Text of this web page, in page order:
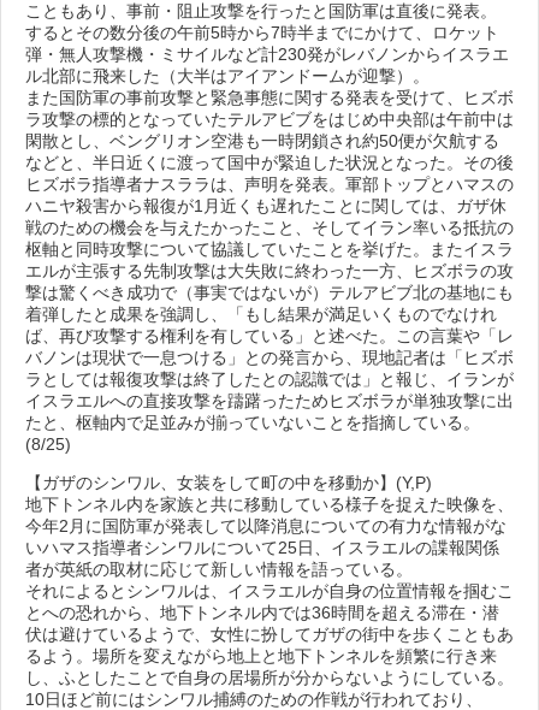
こともあり、事前・阻止攻撃を行ったと国防軍は直後に発表。
するとその数分後の午前5時から7時半までにかけて、ロケット
弾・無人攻撃機・ミサイルなど計230発がレバノンからイスラエ
ル北部に飛来した（大半はアイアンドームが迎撃）。
また国防軍の事前攻撃と緊急事態に関する発表を受けて、ヒズボ
ラ攻撃の標的となっていたテルアビブをはじめ中央部は午前中は
閑散とし、ベングリオン空港も一時閉鎖され約50便が欠航する
などと、半日近くに渡って国中が緊迫した状況となった。その後
ヒズボラ指導者ナスララは、声明を発表。軍部トップとハマスの
ハニヤ殺害から報復が1月近くも遅れたことに関しては、ガザ休
戦のための機会を与えたかったこと、そしてイラン率いる抵抗の
枢軸と同時攻撃について協議していたことを挙げた。またイスラ
エルが主張する先制攻撃は大失敗に終わった一方、ヒズボラの攻
撃は驚くべき成功で（事実ではないが）テルアビブ北の基地にも
着弾したと成果を強調し、「もし結果が満足いくものでなけれ
ば、再び攻撃する権利を有している」と述べた。この言葉や「レ
バノンは現状で一息つける」との発言から、現地記者は「ヒズボ
ラとしては報復攻撃は終了したとの認識では」と報じ、イランが
イスラエルへの直接攻撃を躊躇ったためヒズボラが単独攻撃に出
たと、枢軸内で足並みが揃っていないことを指摘している。
(8/25)
【ガザのシンワル、女装をして町の中を移動か】(Y,P)
地下トンネル内を家族と共に移動している様子を捉えた映像を、
今年2月に国防軍が発表して以降消息についての有力な情報がな
いハマス指導者シンワルについて25日、イスラエルの諜報関係
者が英紙の取材に応じて新しい情報を語っている。
それによるとシンワルは、イスラエルが自身の位置情報を掴むこ
とへの恐れから、地下トンネル内では36時間を超える滞在・潜
伏は避けているようで、女性に扮してガザの街中を歩くこともあ
るよう。場所を変えながら地上と地下トンネルを頻繁に行き来
し、ふとしたことで自身の居場所が分からないようにしている。
10日ほど前にはシンワル捕縛のための作戦が行われており、